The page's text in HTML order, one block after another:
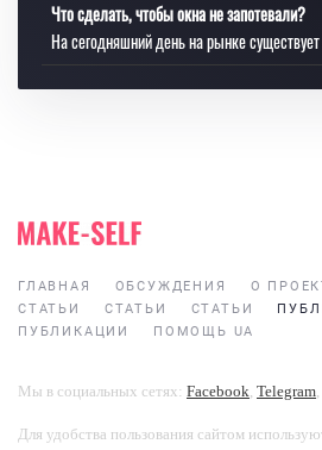
Что сделать, чтобы окна не запотевали?
На сегодняшний день на рынке
ГЛАВНАЯ ОБСУЖДЕНИЯ О
СТАТЬИ
СТАТЬИ СТАТЬИ
ПУБЛИКАЦИИ
ПОМОЩЬ UA
Мы в социальных сетях: Facebook, Telegram,
Для удобства пользования сайтом